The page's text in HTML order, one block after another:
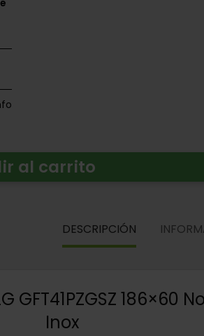
al carrito
DESCRIPCIÓN
186×60
Inox